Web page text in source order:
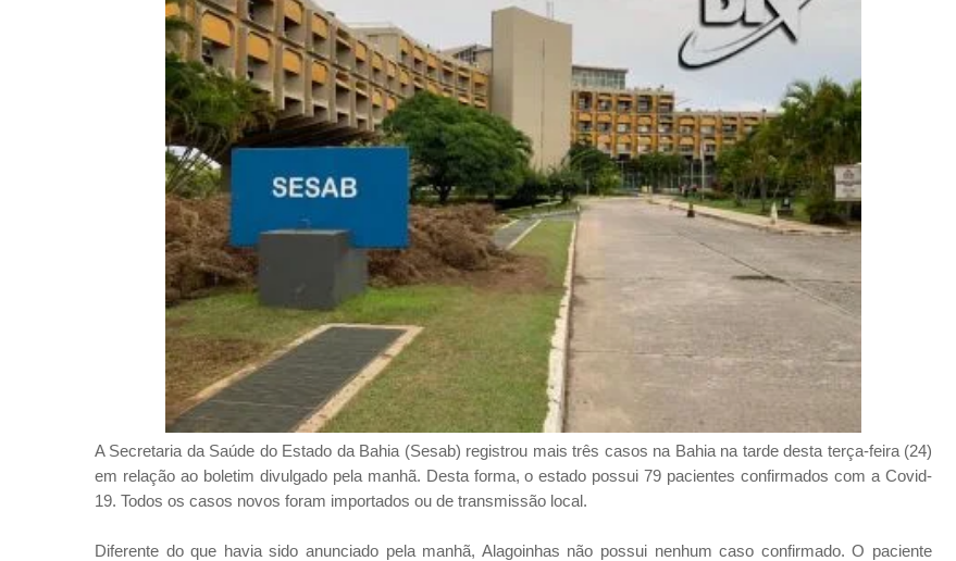
A Secretaria da Saúde do Estado da Bahia (Sesab) registrou mais três casos na Bahia na tarde desta terça-feira (24)
em relação ao boletim divulgado pela manhã. Desta forma, o estado possui 79 pacientes confirmados com a Covid-
19. Todos os casos novos foram importados ou de transmissão local.
Diferente do que havia sido anunciado pela manhã, Alagoinhas não possui nenhum caso confirmado. O paciente